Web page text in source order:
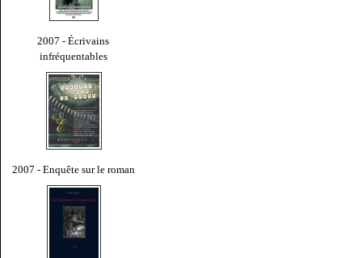
2007 - Écrivains
infréquentables
2007 - Enquête sur le roman